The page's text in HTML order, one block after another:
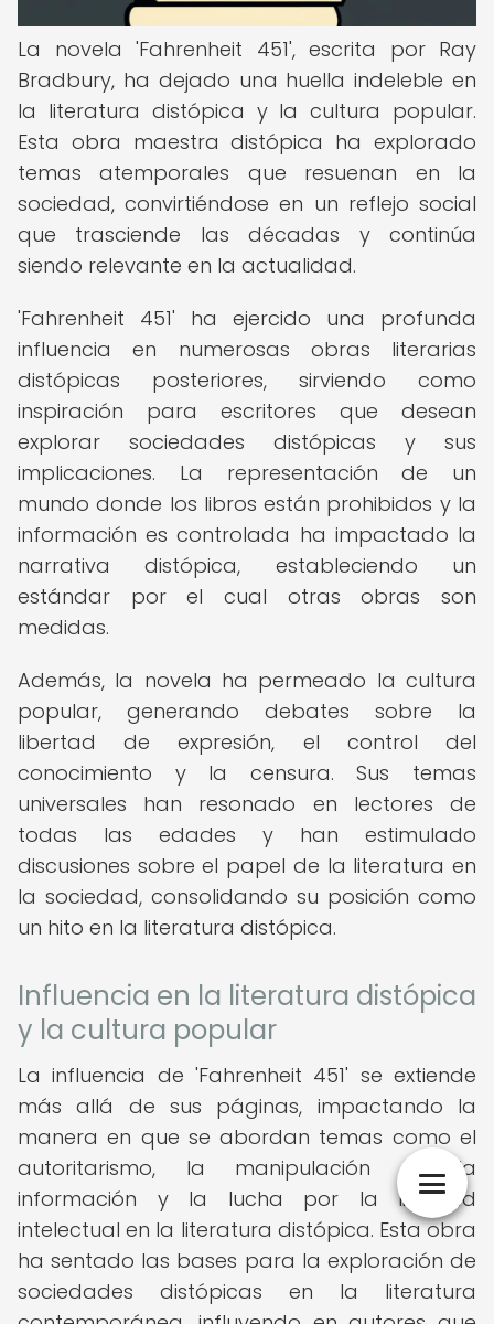
La novela 'Fahrenheit 451', escrita por Ray
Bradbury, ha dejado una huella indeleble en
la literatura distópica y la cultura popular.
Esta obra maestra distópica ha explorado
temas atemporales que resuenan en la
sociedad, convirtiéndose en un reflejo social
que trasciende las décadas y continúa
siendo relevante en la actualidad.
'Fahrenheit 451' ha ejercido una profunda
influencia en numerosas obras literarias
distópicas posteriores, sirviendo como
inspiración para escritores que desean
explorar sociedades distópicas y sus
implicaciones. La representación de un
mundo donde los libros están prohibidos y la
información es controlada ha impactado la
narrativa distópica, estableciendo un
estándar por el cual otras obras son
medidas.
Además, la novela ha permeado la cultura
popular, generando debates sobre la
libertad de expresión, el control del
conocimiento y la censura. Sus temas
universales han resonado en lectores de
todas las edades y han estimulado
discusiones sobre el papel de la literatura en
la sociedad, consolidando su posición como
un hito en la literatura distópica.
Influencia en la literatura distópica
y la cultura popular
La influencia de 'Fahrenheit 451' se extiende
más allá de sus páginas, impactando la
manera en que se abordan temas como el
autoritarismo, la manipulación de la
información y la lucha por la libertad
intelectual en la literatura distópica. Esta obra
ha sentado las bases para la exploración de
sociedades distópicas en la literatura